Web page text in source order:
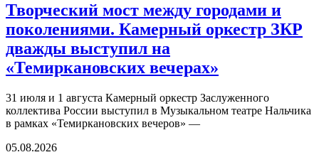
Творческий мост между городами и
поколениями. Камерный оркестр ЗКР
дважды выступил на
«Темиркановских вечерах»
31 июля и 1 августа Камерный оркестр Заслуженного
коллектива России выступил в Музыкальном театре Нальчика
в рамках «Темиркановских вечеров» —
05.08.2026